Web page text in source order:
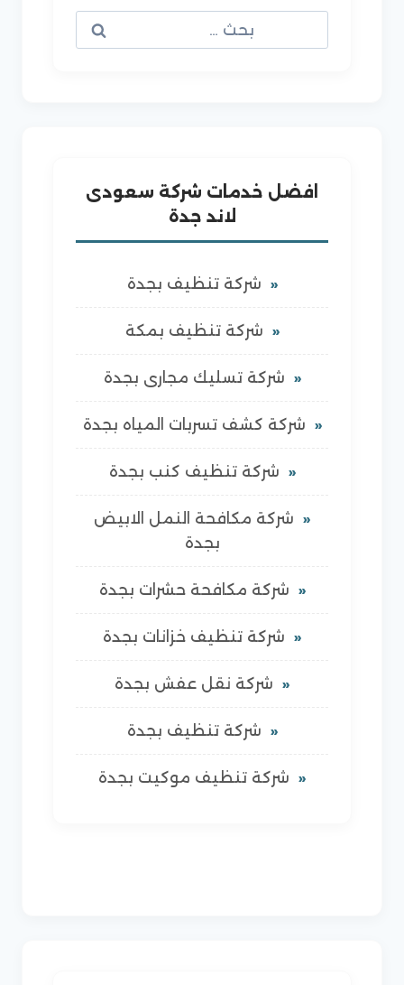
عن:
افضل خدمات شركة سعودى
لاند جدة
شركة تنظيف بجدة
شركة تنظيف بمكة
شركة تسليك مجارى بجدة
شركة كشف تسربات المياه بجدة
شركة تنظيف كنب بجدة
شركة مكافحة النمل الابيض
بجدة
شركة مكافحة حشرات بجدة
شركة تنظيف خزانات بجدة
شركة نقل عفش بجدة
شركة تنظيف بجدة
شركة تنظيف موكيت بجدة